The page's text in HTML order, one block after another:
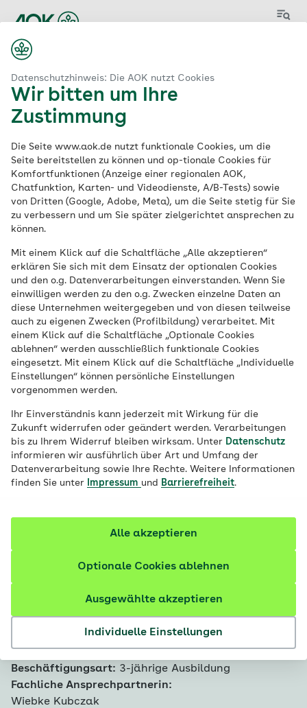
Datenschutzhinweis: Die AOK nutzt Cookies
Wir bitten um Ihre
Zustimmung
Die Seite www.aok.de nutzt funktionale Cookies, um die
Seite bereitstellen zu können und op-tionale Cookies für
Komfortfunktionen (Anzeige einer regionalen AOK,
Chatfunktion, Karten- und Videodienste, A/B-Tests) sowie
von Dritten (Google, Adobe, Meta), um die Seite stetig für Sie
zu verbessern und um Sie später zielgerichtet ansprechen zu
können.
Mit einem Klick auf die Schaltfläche „Alle akzeptieren“
erklären Sie sich mit dem Einsatz der optionalen Cookies
und den o.g. Datenverarbeitungen einverstanden. Wenn Sie
einwilligen werden zu den o.g. Zwecken einzelne Daten an
diese Unternehmen weitergegeben und von diesen teilweise
auch zu eigenen Zwecken (Profilbildung) verarbeitet. Mit
einem Klick auf die Schaltfläche „Optionale Cookies
ablehnen“ werden ausschließlich funktionale Cookies
eingesetzt. Mit einem Klick auf die Schaltfläche „Individuelle
Einstellungen“ können persönliche Einstellungen
vorgenommen werden.
Ihr Einverständnis kann jederzeit mit Wirkung für die
Zukunft widerrufen oder geändert werden. Verarbeitungen
bis zu Ihrem Widerruf bleiben wirksam. Unter Datenschutz
informieren wir ausführlich über Art und Umfang der
Datenverarbeitung sowie Ihre Rechte. Weitere Informationen
finden Sie unter
Impressum und Barrierefreiheit.
Individuelle Einstellungen
Ausgewählte akzeptieren
Optionale Cookies ablehnen
Alle akzeptieren
Ausbildung zum
Kaufmann im
Gesundheitswesen
(m/w/d)
Ausbildung | 3-jährige Ausbildung |
Ausbildungsbeginn: 31.07.2027
Jetzt bewerben
Arbeitgeber/-in:
Braunschweig
Bewerbungsfrist: 30.11.2026
Ausbildungsbeginn: 31.07.2027
Fachgebiet: Ausbildung
Beschäftigungsart: 3-jährige Ausbildung
Fachliche Ansprechpartnerin:
Wiebke Kubczak